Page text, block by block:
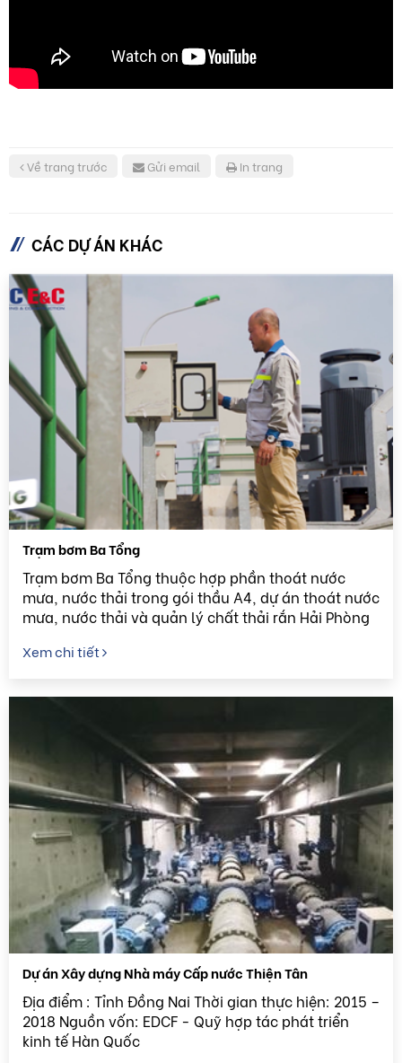
Về trang trước Gửi email In trang
CÁC DỰ ÁN KHÁC
Trạm bơm Ba Tổng
Trạm bơm Ba Tổng thuộc hợp phần thoát nước
mưa, nước thải trong gói thầu A4, dự án thoát nước
mưa, nước thải và quản lý chất thải rắn Hải Phòng
Xem chi tiết
Dự án Xây dựng Nhà máy Cấp nước Thiện Tân
Địa điểm : Tỉnh Đồng Nai Thời gian thực hiện: 2015 –
2018 Nguồn vốn: EDCF - Quỹ hợp tác phát triển
kinh tế Hàn Quốc